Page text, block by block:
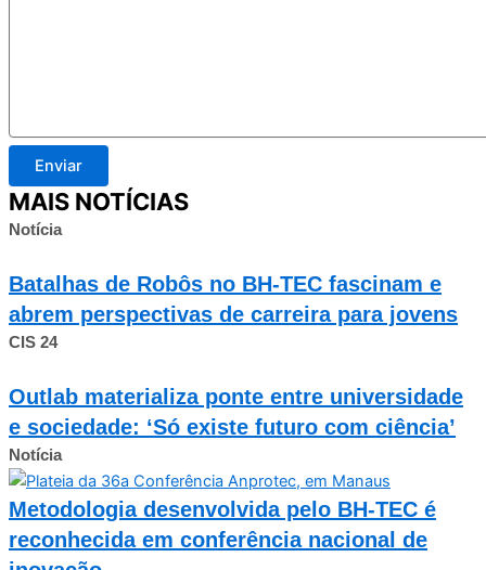
Enviar
MAIS NOTÍCIAS
Notícia
Batalhas de Robôs no BH-TEC fascinam e
abrem perspectivas de carreira para jovens
CIS 24
Outlab materializa ponte entre universidade
e sociedade: ‘Só existe futuro com ciência’
Notícia
Metodologia desenvolvida pelo BH-TEC é
reconhecida em conferência nacional de